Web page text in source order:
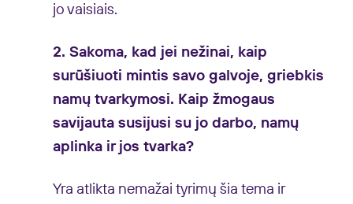
jo vaisiais.
2. Sakoma, kad jei nežinai, kaip
surūšiuoti mintis savo galvoje, griebkis
namų tvarkymosi. Kaip žmogaus
savijauta susijusi su jo darbo, namų
aplinka ir jos tvarka?
Yra atlikta nemažai tyrimų šia tema ir